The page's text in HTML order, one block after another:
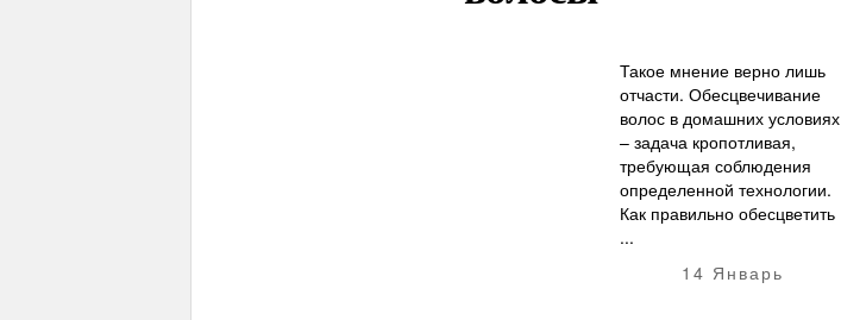
Такое мнение верно лишь
отчасти. Обесцвечивание
волос в домашних условиях
– задача кропотливая,
требующая соблюдения
определенной технологии.
Как правильно обесцветить
...
14 Январь